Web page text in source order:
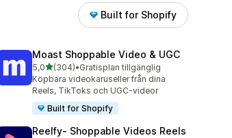
Built for Shopify
Moast Shoppable Video & UGC
5,0av 5 stjärnor
(304)
304 recensioner totalt
•Gratisplan tillgänglig
Köpbara videokaruseller från dina
Reels, TikToks och UGC-videor
Built for Shopify
Reelfy‑ Shoppable Videos Reels